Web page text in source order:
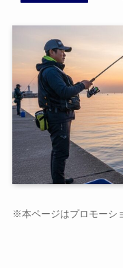
※本ページはプロモーシ